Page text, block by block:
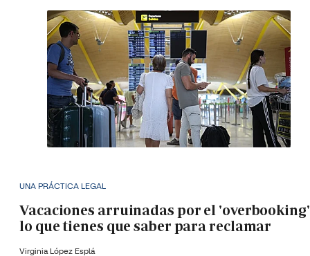
UNA PRÁCTICA LEGAL
Vacaciones arruinadas por el
lo que tienes que saber para reclamar
Virginia López Esplá